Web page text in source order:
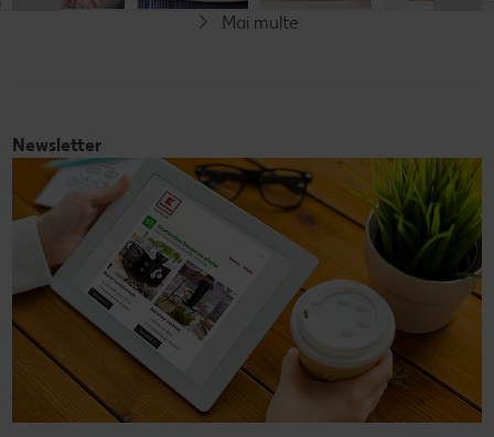
Mai multe
Newsletter